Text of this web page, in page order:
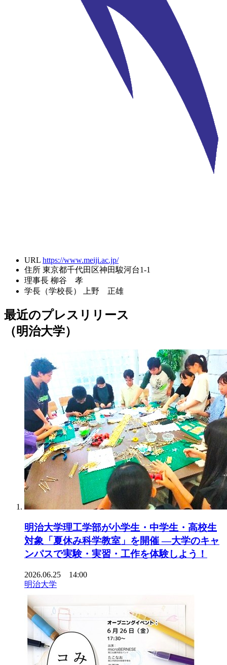
URL https://www.meiji.ac.jp/
住所 東京都千代田区神田駿河台1-1
理事長 柳谷 孝
学長（学校長）
上野 正雄
最近のプレスリリース
（明治大学）
明治大学理工学部が小学生・中学生・高校生
対象「夏休み科学教室」を開催 ―大学のキャ
ンパスで実験・実習・工作を体験しよう！
2026.06.25 14:00
明治大学